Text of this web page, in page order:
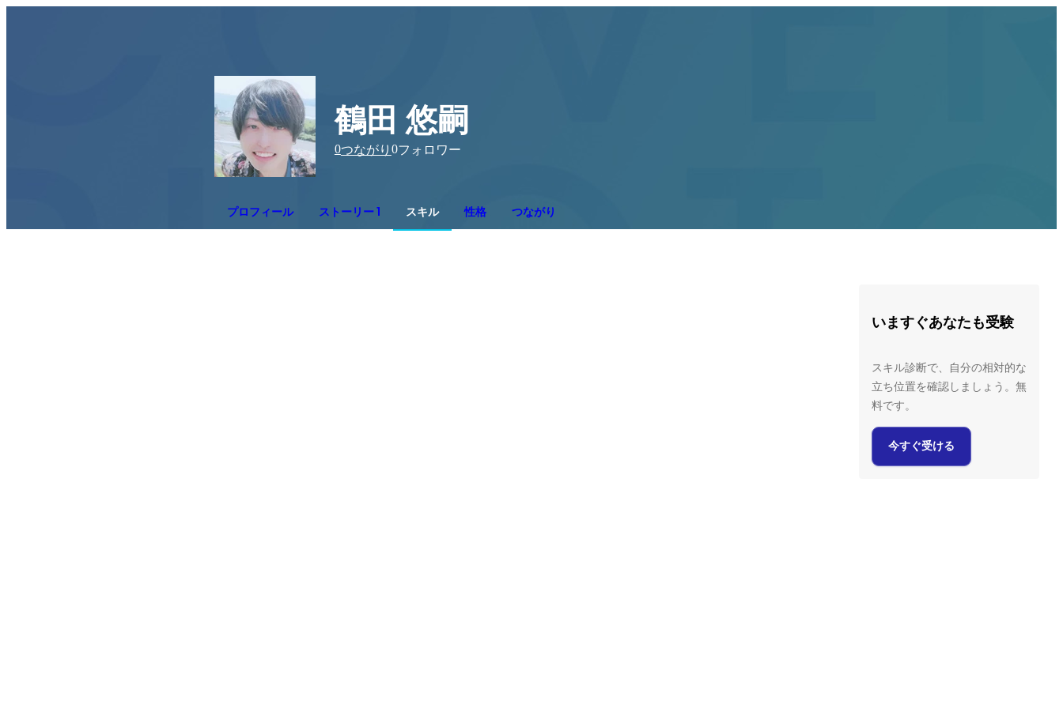
鶴田 悠嗣
0つながり 0フォロワー
プロフィール ストーリー 1 スキル 性格 つながり
いますぐあなたも受験
スキル診断で、自分の相対的な
立ち位置を確認しましょう。無
料です。
今すぐ受ける